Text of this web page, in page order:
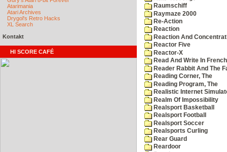
Atarimania
Atari Archives
Drygol's Retro Hacks
XL Search
Kontakt
HI SCORE CAFÉ
Raumschiff
Raymaze 2000
Re-Action
Reaction
Reaction And
Reactor Five
Reactor-X
Read And Write In
Reader Rabbit And The
Reading Corner, The
Reading Program, The
Realistic Internet
Realm Of Impossibility
Realsport Basketball
Realsport Football
Realsport Soccer
Realsports Curling
Rear Guard
Reardoor